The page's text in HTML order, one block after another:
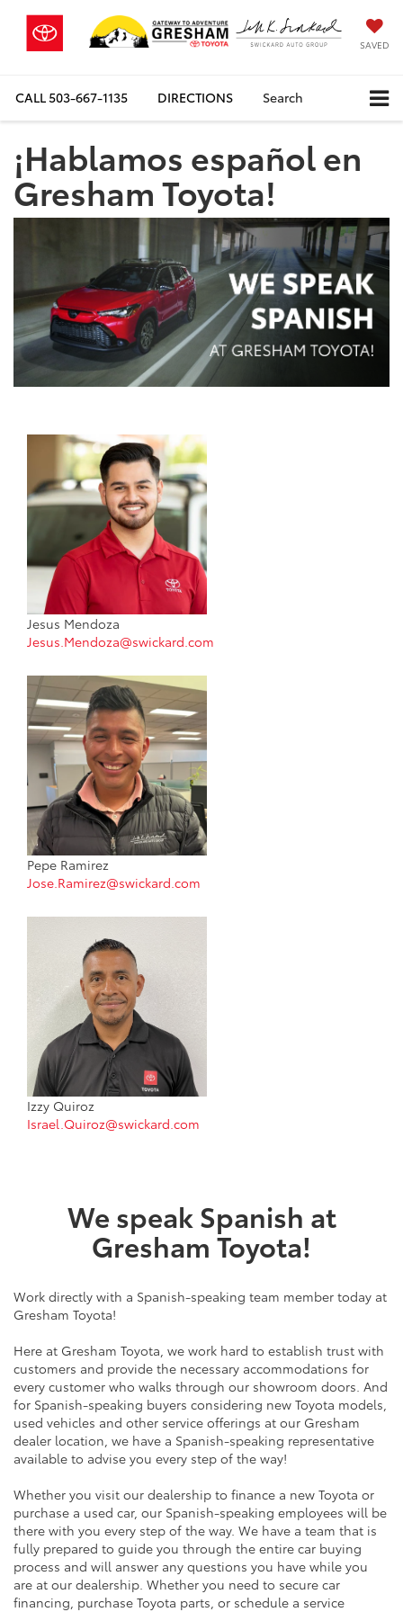
SAVED
CALL503-667-1135 DIRECTIONS Search
¡Hablamos español en
Gresham Toyota!
Jesus Mendoza
Jesus.Mendoza@swickard.com
Pepe Ramirez
Jose.Ramirez@swickard.com
Izzy Quiroz
Israel.Quiroz@swickard.com
We speak Spanish at
Gresham Toyota!
Work directly with a Spanish-speaking team member today at
Gresham Toyota!
Here at Gresham Toyota, we work hard to establish trust with
customers and provide the necessary accommodations for
every customer who walks through our showroom doors. And
for Spanish-speaking buyers considering new Toyota models,
used vehicles and other service offerings at our Gresham
dealer location, we have a Spanish-speaking representative
available to advise you every step of the way!
Whether you visit our dealership to finance a new Toyota or
purchase a used car, our Spanish-speaking employees will be
there with you every step of the way. We have a team that is
fully prepared to guide you through the entire car buying
process and will answer any questions you have while you
are at our dealership. Whether you need to secure car
financing, purchase Toyota parts, or schedule a service